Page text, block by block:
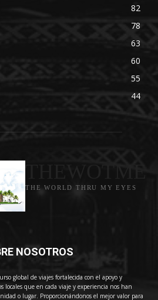
82
78
63
60
55
44
THE WORLD THRU MY EYES
NOSOTROS
global de viajes fortalecida con el apoyo y
locales que en cada viaje y experiencia nos han
o lugar. Proporcionándonos el mejor valor para